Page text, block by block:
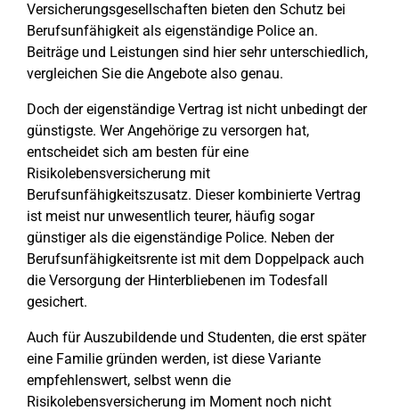
Versicherungsgesellschaften bieten den Schutz bei
Berufsunfähigkeit als eigenständige Police an.
Beiträge und Leistungen sind hier sehr unterschiedlich,
vergleichen Sie die Angebote also genau.
Doch der eigenständige Vertrag ist nicht unbedingt der
günstigste. Wer Angehörige zu versorgen hat,
entscheidet sich am besten für eine
Risikolebensversicherung mit
Berufsunfähigkeitszusatz. Dieser kombinierte Vertrag
ist meist nur unwesentlich teurer, häufig sogar
günstiger als die eigenständige Police. Neben der
Berufsunfähigkeitsrente ist mit dem Doppelpack auch
die Versorgung der Hinterbliebenen im Todesfall
gesichert.
Auch für Auszubildende und Studenten, die erst später
eine Familie gründen werden, ist diese Variante
empfehlenswert, selbst wenn die
Risikolebensversicherung im Moment noch nicht